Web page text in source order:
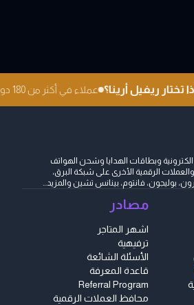
تختار ريفيل أرينا؟ عملاء في أكثر من 180 دولة
وبطاقات الهدايا وشحن الهواتف
الرقمية الأخرى على شبكة البرق،
بوليجون، فانتوم، بينانس تشين والمزيد...
مصادر
اشهر المتاجر
ترفيهية
الأسئلة الشائعة
قاعدة المعرفة
Referral Program
محافظ العملات الرقمية